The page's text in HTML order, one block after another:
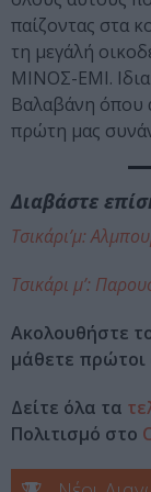
παίζοντας στα
τη μεγάλή
ΜΙΝΟΣ-ΕΜΙ.
Βαλαβάνη όπου
πρώτη μας
Διαβάστε
Τσικάρι’μ:
Τσικάρι μ’:
Ακολουθήστε
μάθετε πρώτοι
Δείτε όλα τα
Πολιτισμό στο